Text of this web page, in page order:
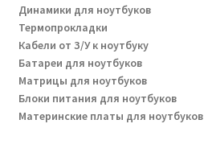
Динамики для ноутбуков
Термопрокладки
Кабели от З/У к ноутбуку
Батареи для ноутбуков
Матрицы для ноутбуков
Блоки питания для ноутбуков
Материнские платы для ноутбуков